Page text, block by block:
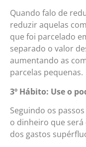
Quando falo de
reduzir aquelas
que foi parcelado
separado o valor
aumentando as
parcelas pequenas.
3º Hábito: Use o
Seguindo os
o dinheiro que
dos gastos